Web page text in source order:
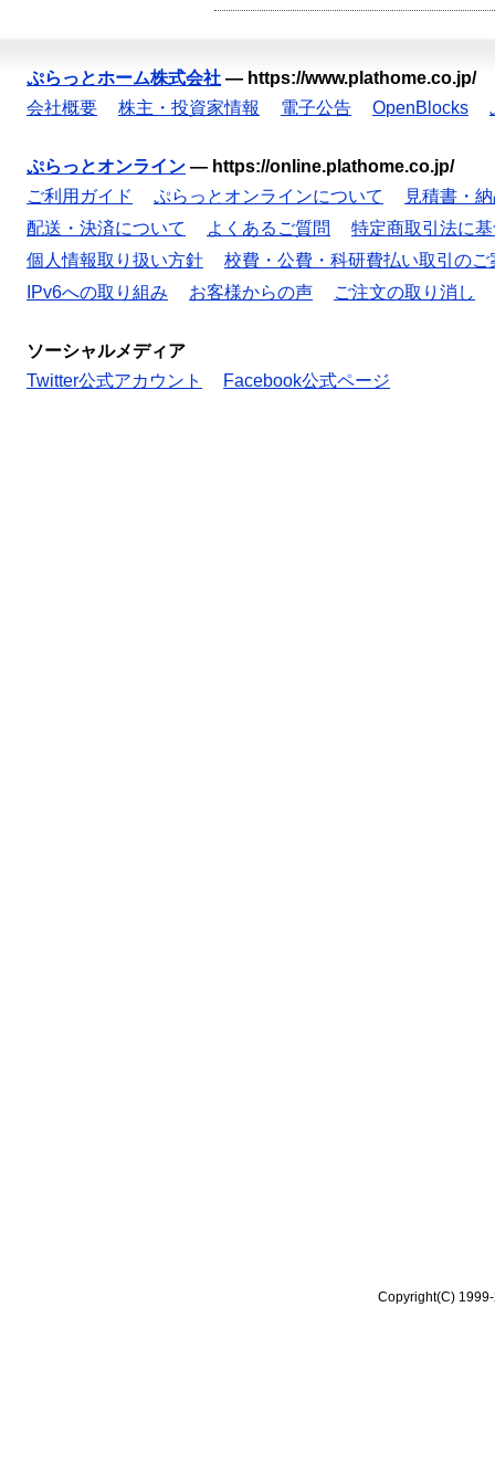
ぷらっとホーム株式会社 — https://www.plathome.co.jp/
会社概要
株主・投資家情報 電子公告 OpenBlocks
ぷらっとオンライン — https://online.plathome.co.jp/
ご利用ガイド
ぷらっとオンラインについて
見積書・
配送・決済について
よくあるご質問
特定商取引法に
個人情報取り扱い方針
校費・公費・科研費払い取引のご
IPv6への取り組み
お客様からの声 ご注文の取り消し
ソーシャルメディア
Twitter公式アカウント
Facebook公式ページ
Copyright(C)